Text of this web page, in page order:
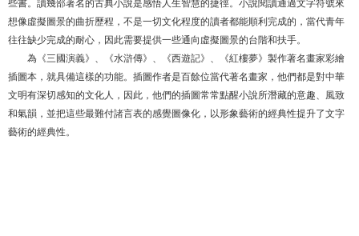
想像虛擬圖景的曲折歷程，不是一切文化程度的讀者都能順利完成的，當代青年
往往缺少完成的耐心，因此需要提供一些通向虛擬圖景的台階和扶手。
為《三國演義》、《水滸傳》、《西遊記》、《紅樓夢》製作著名畫家彩繪
插圖本，就具備這樣的功能。插圖作者是百餘位當代著名畫家，他們都是對中華
文明有深切感知的文化人，因此，他們的插圖常常點醒小說所潛藏的意趣、風致
和氣韻，並把這些最難付諸言表的感覺圖像化，以形象藝術的經典性提升了文字
藝術的經典性。